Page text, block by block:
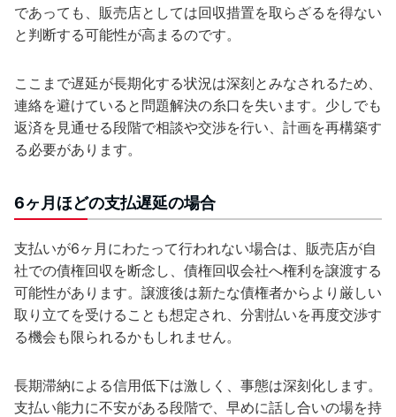
であっても、販売店としては回収措置を取らざるを得ない
と判断する可能性が高まるのです。
ここまで遅延が長期化する状況は深刻とみなされるため、
連絡を避けていると問題解決の糸口を失います。少しでも
返済を見通せる段階で相談や交渉を行い、計画を再構築す
る必要があります。
6ヶ月ほどの支払遅延の場合
支払いが6ヶ月にわたって行われない場合は、販売店が自
社での債権回収を断念し、債権回収会社へ権利を譲渡する
可能性があります。譲渡後は新たな債権者からより厳しい
取り立てを受けることも想定され、分割払いを再度交渉す
る機会も限られるかもしれません。
長期滞納による信用低下は激しく、事態は深刻化します。
支払い能力に不安がある段階で、早めに話し合いの場を持